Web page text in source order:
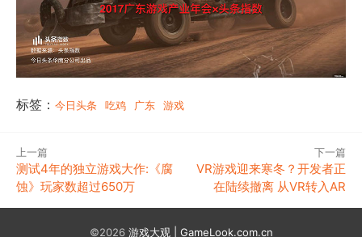
标签： 今日头条 吃鸡 广东 游戏
上一篇
测试4年的独立游戏大作:《腐
蚀》玩家数超过650万
下一篇
VR游戏迎来寒冬？开发者正
在陆续撤离 从VR转入AR
©2026 游戏大观 | GameLook.com.cn